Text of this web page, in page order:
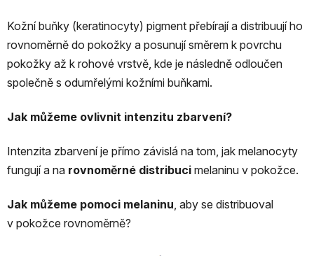
Kožní buňky (keratinocyty) pigment přebírají a distribuují ho
rovnoměrně do pokožky a posunují směrem k povrchu
pokožky až k rohové vrstvě, kde je následně odloučen
společně s odumřelými kožními buňkami.
Jak můžeme ovlivnit intenzitu zbarvení?
Intenzita zbarvení je přímo závislá na tom, jak melanocyty
fungují a na rovnoměrné distribuci melaninu v pokožce.
Jak můžeme pomoci melaninu, aby se distribuoval
v pokožce rovnoměrně?